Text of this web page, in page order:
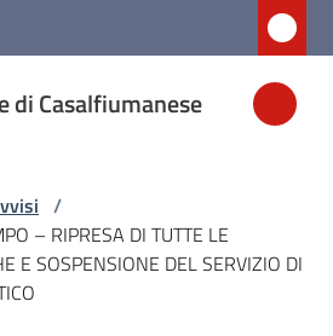
di Casalfiumanese
/
– RIPRESA DI TUTTE LE
E SOSPENSIONE DEL SERVIZIO DI